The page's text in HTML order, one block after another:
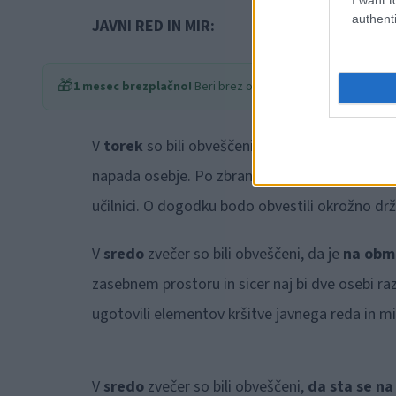
JAVNI RED IN MIR:
🎁1 mesec brezplačno! Beri brez oglasov
V torek so bili obveščeni, da n a osnovni
napada osebje. Po zbranih obvestilih je bilo
učilnici. O dogodku bodo obvestili okrožno
V sredozvečer so bili obveščeni, da je na
zasebnem prostoru in sicer naj bi dve osebi
ugotovili elementov kršitve javnega reda in
V sredozvečer so bili obveščeni, da sta se